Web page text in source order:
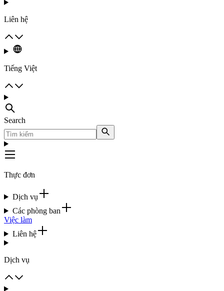
Liên hệ
Tiếng Việt
Search
Thực đơn
Dịch vụ
Các phòng ban
Việc làm
Liên hệ
Dịch vụ